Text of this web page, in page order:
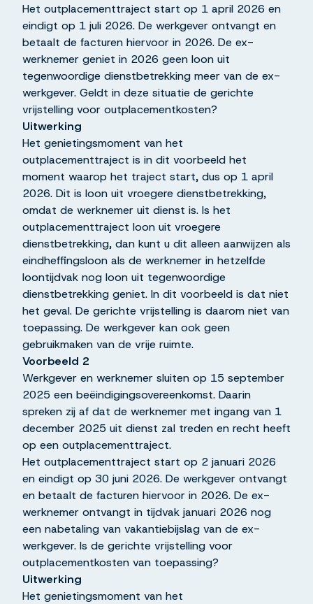
Het outplacementtraject start op 1 april 2026 en
eindigt op 1 juli 2026. De werkgever ontvangt en
betaalt de facturen hiervoor in 2026. De ex-
werknemer geniet in 2026 geen loon uit
tegenwoordige dienstbetrekking meer van de ex-
werkgever. Geldt in deze situatie de gerichte
vrijstelling voor outplacementkosten?
Uitwerking
Het genietingsmoment van het
outplacementtraject is in dit voorbeeld het
moment waarop het traject start, dus op 1 april
2026. Dit is loon uit vroegere dienstbetrekking,
omdat de werknemer uit dienst is. Is het
outplacementtraject loon uit vroegere
dienstbetrekking, dan kunt u dit alleen aanwijzen als
eindheffingsloon als de werknemer in hetzelfde
loontijdvak nog loon uit tegenwoordige
dienstbetrekking geniet. In dit voorbeeld is dat niet
het geval. De gerichte vrijstelling is daarom niet van
toepassing. De werkgever kan ook geen
gebruikmaken van de vrije ruimte.
Voorbeeld 2
Werkgever en werknemer sluiten op 15 september
2025 een beëindigingsovereenkomst. Daarin
spreken zij af dat de werknemer met ingang van 1
december 2025 uit dienst zal treden en recht heeft
op een outplacementtraject.
Het outplacementtraject start op 2 januari 2026
en eindigt op 30 juni 2026. De werkgever ontvangt
en betaalt de facturen hiervoor in 2026. De ex-
werknemer ontvangt in tijdvak januari 2026 nog
een nabetaling van vakantiebijslag van de ex-
werkgever. Is de gerichte vrijstelling voor
outplacementkosten van toepassing?
Uitwerking
Het genietingsmoment van het